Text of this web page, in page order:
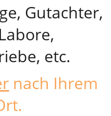
Gutachter,
etc.
nach Ihrem